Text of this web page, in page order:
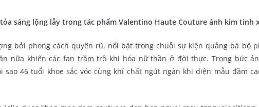
sáng lộng lẫy trong tác phẩm Valentino Haute Couture ánh kim tinh
bởi phong cách quyến rũ, nổi bật trong chuỗi sự kiện quảng bá bộ
nữa khiến các fan trầm trồ khi hóa nữ thần ở đời thực. Trong bức
sao 46 tuổi khoe sắc vóc cùng khí chất ngút ngàn khi diện mẫu đầm